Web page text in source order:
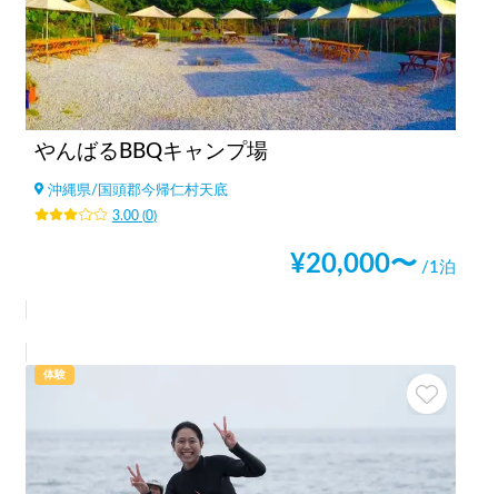
やんばるBBQキャンプ場
沖縄県/ 国頭郡今帰仁村天底
3.00(0)
¥20,000〜 /1泊
体験